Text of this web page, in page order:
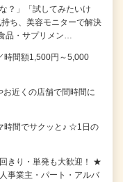
？」「試してみたいけ
ち、美容モニターで解決
品・サプリメン…
時間額1,500円～5,000
近くの店舗で間時間に
時間でサクッと♪ ☆1日の
きり・単発も大歓迎！ ★
事業主・パート・アルバ